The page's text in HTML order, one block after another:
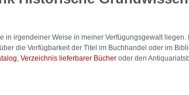
in irgendeiner Weise in meiner Verfügungsgewalt
die Verfügbarkeit der Titel im Buchhandel oder im
Verzeichnis lieferbarer Bücher oder den